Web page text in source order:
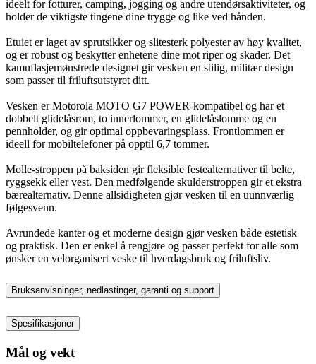
ideelt for fotturer, camping, jogging og andre utendørsaktiviteter, og
holder de viktigste tingene dine trygge og like ved hånden.
Etuiet er laget av sprutsikker og slitesterk polyester av høy kvalitet,
og er robust og beskytter enhetene dine mot riper og skader. Det
kamuflasjemønstrede designet gir vesken en stilig, militær design
som passer til friluftsutstyret ditt.
Vesken er Motorola MOTO G7 POWER-kompatibel og har et
dobbelt glidelåsrom, to innerlommer, en glidelåslomme og en
pennholder, og gir optimal oppbevaringsplass. Frontlommen er
ideell for mobiltelefoner på opptil 6,7 tommer.
Molle-stroppen på baksiden gir fleksible festealternativer til belte,
ryggsekk eller vest. Den medfølgende skulderstroppen gir et ekstra
bærealternativ. Denne allsidigheten gjør vesken til en uunnværlig
følgesvenn.
Avrundede kanter og et moderne design gjør vesken både estetisk
og praktisk. Den er enkel å rengjøre og passer perfekt for alle som
ønsker en velorganisert veske til hverdagsbruk og friluftsliv.
Bruksanvisninger, nedlastinger, garanti og support
Spesifikasjoner
Mål og vekt